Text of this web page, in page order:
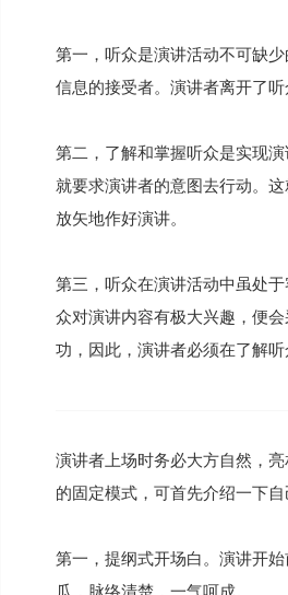
第一，听众是演讲活动不可缺
信息的接受者。演讲者离开了
第二，了解和掌握听众是实现
就要求演讲者的意图去行动。
放矢地作好演讲。
第三，听众在演讲活动中虽处
众对演讲内容有极大兴趣，便
功，因此，演讲者必须在了解
演讲者上场时务必大方自然，
的固定模式，可首先介绍一下
第一，提纲式开场白。演讲开
瓜，脉络清楚，一气呵成。